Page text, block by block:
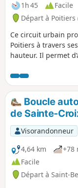
1h 45
Facile
Départ à Poitiers
Ce circuit urbain
Poitiers à travers
hauteur. Il permet
offrant de beaux
comporte des
bonne aisance à la
Boucle
de Sainte-
Visorandonneur
4,64 km
+78
Facile
Départ à Saint-